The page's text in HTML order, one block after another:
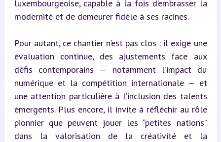
luxembourgeoise, capable à la fois d’embrasser la
modernité et de demeurer fidèle à ses racines.
Pour autant, ce chantier n’est pas clos : il exige une
évaluation continue, des ajustements face aux
défis contemporains — notamment l’impact du
numérique et la compétition internationale — et
une attention particulière à l’inclusion des talents
émergents. Plus encore, il invite à réfléchir au rôle
pionnier que peuvent jouer les “petites nations”
dans la valorisation de la créativité et la